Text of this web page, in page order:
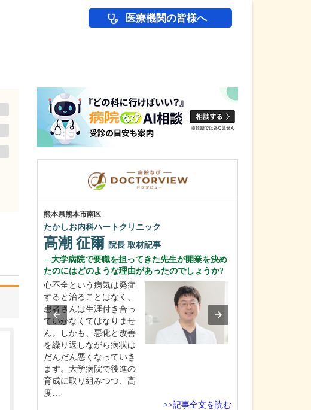
医療機関の皆様へ
熊本県熊本市南区
たかしお内科ハートクリニック
高潮 征爾 院長 取材記事
大学病院で要職を担ってきた先生が開業を決め
たのにはどのような理由があったのでしょうか?
心不全という病気は発症
すると治ることはなく、
患者さんは生涯付き合っ
ていかなくてはなりませ
ん。しかも、悪化と改善
を繰り返しながら病状は
だんだん悪くなっていき
ます。大学病院で後進の
育成に取り組みつつ、高
度…
>>記事全文を読む